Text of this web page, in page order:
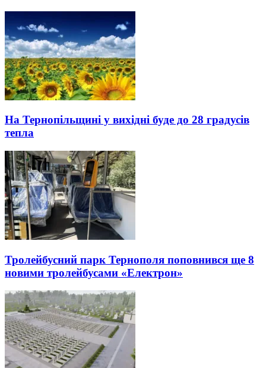
На Тернопільщині у вихідні буде до 28 градусів
тепла
Тролейбусний парк Тернополя поповнився ще 8
новими тролейбусами «Електрон»